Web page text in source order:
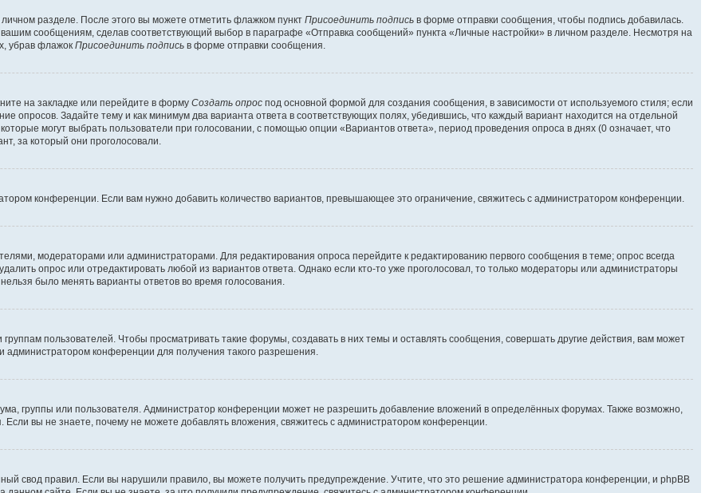
разделе. После этого вы можете отметить флажком пункт Присоединить подпись в форме отправки сообщения, чтобы подпись добавилась.
сообщениям, сделав соответствующий выбор в параграфе «Отправка сообщений» пункта «Личные настройки» в личном разделе. Несмотря на
убрав флажок Присоединить подпись в форме отправки сообщения.
на закладке или перейдите в форму Создать опрос под основной формой для создания сообщения, в зависимости от используемого стиля; если
опросов. Задайте тему и как минимум два варианта ответа в соответствующих полях, убедившись, что каждый вариант находится на отдельной
могут выбрать пользователи при голосовании, с помощью опции «Вариантов ответа», период проведения опроса в днях (0 означает, что
за который они проголосовали.
конференции. Если вам нужно добавить количество вариантов, превышающее это ограничение, свяжитесь с администратором конференции.
модераторами или администраторами. Для редактирования опроса перейдите к редактированию первого сообщения в теме; опрос всегда
опрос или отредактировать любой из вариантов ответа. Однако если кто-то уже проголосовал, то только модераторы или администраторы
было менять варианты ответов во время голосования.
пользователей. Чтобы просматривать такие форумы, создавать в них темы и оставлять сообщения, совершать другие действия, вам может
конференции для получения такого разрешения.
группы или пользователя. Администратор конференции может не разрешить добавление вложений в определённых форумах. Также возможно,
вы не знаете, почему не можете добавлять вложения, свяжитесь с администратором конференции.
свод правил. Если вы нарушили правило, вы можете получить предупреждение. Учтите, что это решение администратора конференции, и phpBB